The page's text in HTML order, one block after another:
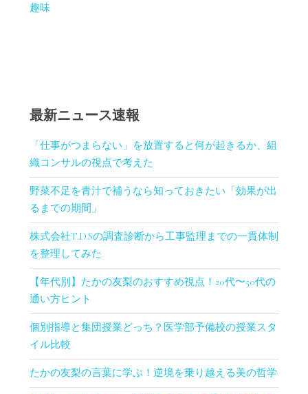
趣味
最新ニュース速報
「仕事がつまらない」を放置すると何が起きるか、組
織コンサルの視点で考えた
野菜不足を青汁で補うなら知っておきたい「効果が出
るまでの期間」
株式会社T.D.Sの調査診断から工事監理までの一貫体制
を整理してみた
【年代別】たかの友梨のおすすめ視点！20代〜50代の
通い方ヒント
個別指導と集団授業どっち？医学部予備校の授業スタ
イル比較
たかの友梨の言葉に学ぶ！逆境を乗り越える美の哲学